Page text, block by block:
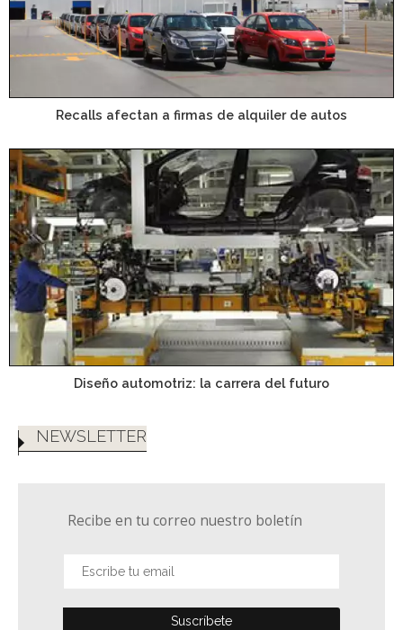
Recalls afectan a firmas de alquiler de autos
Diseño automotriz: la carrera del futuro
NEWSLETTER
Recibe en tu correo nuestro boletín